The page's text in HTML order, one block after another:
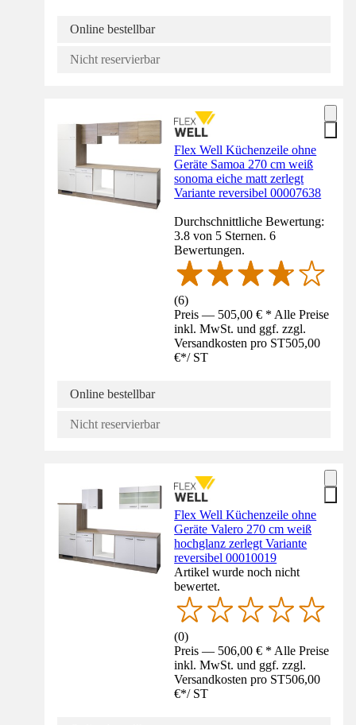
Online bestellbar
Nicht reservierbar
Flex Well Küchenzeile ohne
Geräte Samoa 270 cm weiß
sonoma eiche matt zerlegt
Variante reversibel 00007638
Durchschnittliche Bewertung:
3.8 von 5 Sternen. 6
Bewertungen.
(6)
Preis — 505,00 € * Alle Preise
inkl. MwSt. und ggf. zzgl.
Versandkosten pro ST505,00
€*/ ST
Online bestellbar
Nicht reservierbar
Flex Well Küchenzeile ohne
Geräte Valero 270 cm weiß
hochglanz zerlegt Variante
reversibel 00010019
Artikel wurde noch nicht
bewertet.
(0)
Preis — 506,00 € * Alle Preise
inkl. MwSt. und ggf. zzgl.
Versandkosten pro ST506,00
€*/ ST